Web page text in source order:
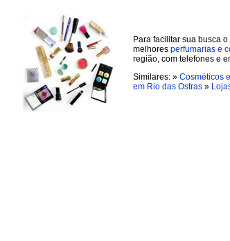
Para facilitar sua busca
melhores perfumarias e
região, com telefones e
Similares: » Cosméticos
em Rio das Ostras »